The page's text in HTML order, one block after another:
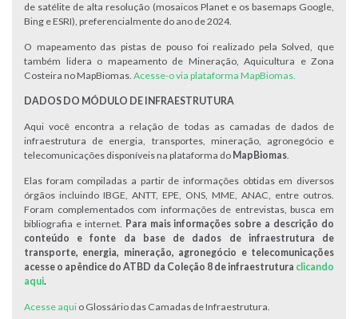
de satélite de alta resolução (mosaicos Planet e os basemaps Google,
Bing e ESRI), preferencialmente do ano de 2024.
O mapeamento das pistas de pouso foi realizado pela Solved, que
também lidera o mapeamento de Mineração, Aquicultura e Zona
Costeira no MapBiomas. Acesse-o via plataforma MapBiomas.
DADOS DO MÓDULO DE INFRAESTRUTURA
Aqui você encontra a relação de todas as camadas de dados de
infraestrutura de energia, transportes, mineração, agronegócio e
telecomunicações disponíveis na plataforma do MapBiomas.
Elas foram compiladas a partir de informações obtidas em diversos
órgãos incluindo IBGE, ANTT, EPE, ONS, MME, ANAC, entre outros.
Foram complementados com informações de entrevistas, busca em
bibliografia e internet. Para mais informações sobre a descrição do
conteúdo e fonte da base de dados de infraestrutura de
transporte, energia, mineração, agronegócio e telecomunicações
acesse o apêndice do ATBD da Coleção 8 de infraestrutura clicando
aqui.
Acesse aqui o Glossário das Camadas de Infraestrutura.